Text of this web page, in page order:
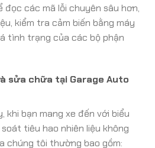
đọc các mã lỗi chuyên sâu hơn,
kiểm tra cảm biến bằng máy
tình trạng của các bộ phận
sửa chữa tại Garage Auto
khi bạn mang xe đến với biểu
tiêu hao nhiên liệu không
chúng tôi thường bao gồm: